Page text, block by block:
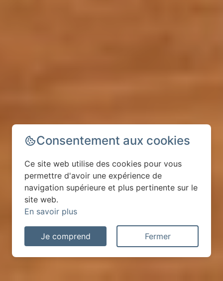
Consentement aux cookies
Ce site web utilise des cookies pour vous
permettre d'avoir une expérience de
navigation supérieure et plus pertinente sur le
site web.
En savoir plus
Je comprend Fermer